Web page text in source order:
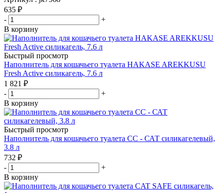
635 ₽
-
+
В корзину
Быстрый просмотр
Наполнитель для кошачьего туалета HAKASE AREKKUSU
Fresh Active силикагель, 7.6 л
1 821 ₽
-
+
В корзину
Быстрый просмотр
Наполнитель для кошачьего туалета СС - САТ силикагелевый,
3.8 л
732 ₽
-
+
В корзину